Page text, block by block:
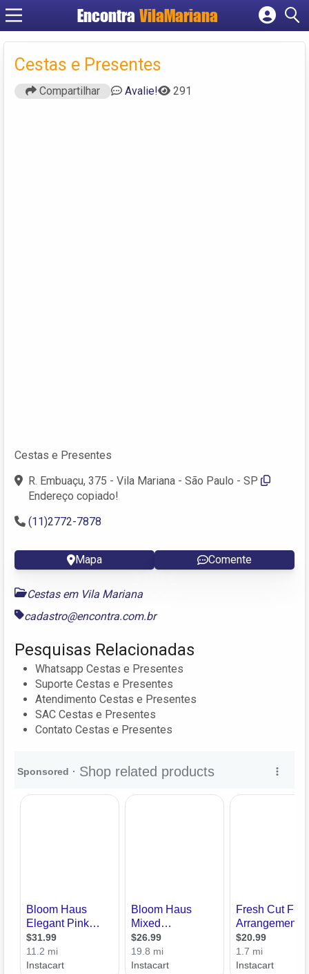
EncontraVilaMariana
Cadastrar empresa
Criar conta
Cestas e Presentes
Compartilhar Avalie! 291
Cestas e Presentes
R. Embuaçu, 375 - Vila Mariana - São Paulo - SP
Endereço copiado!
(11)2772-7878
Mapa Comente
Cestas em Vila Mariana
cadastro@encontra.com.br
Pesquisas Relacionadas
Whatsapp Cestas e Presentes
Suporte Cestas e Presentes
Atendimento Cestas e Presentes
SAC Cestas e Presentes
Contato Cestas e Presentes